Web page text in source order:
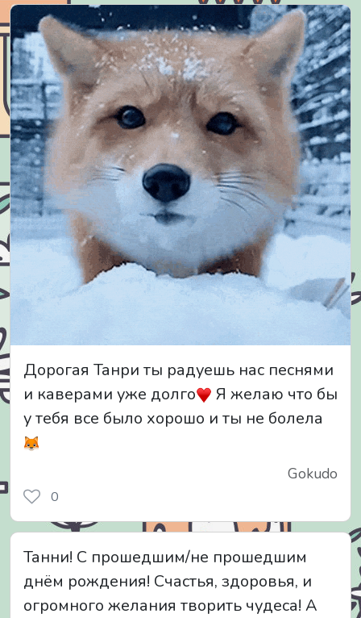
Дорогая Танри ты радуешь нас песнями
и каверами уже долго
Я желаю что бы
у тебя все было хорошо и ты не болела
Gokudo
0
Танни! С прошедшим/не прошедшим
днём рождения! Счастья, здоровья, и
огромного желания творить чудеса! А